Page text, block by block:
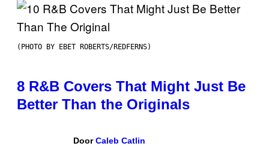
(PHOTO BY EBET ROBERTS/REDFERNS)
8 R&B Covers That Might Just Be
Better Than the Originals
DoorCaleb Catlin